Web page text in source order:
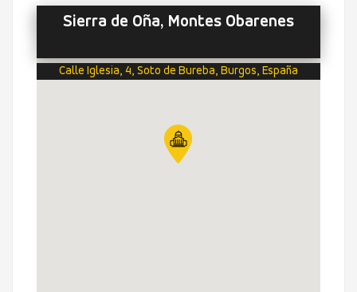
Sierra de Oña, Montes Obarenes
Calle Iglesia, 4, Soto de Bureba, Burgos, España